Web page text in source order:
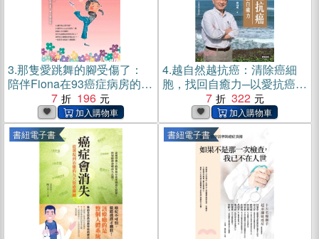
3.那隻愛跳舞的腳受傷了：
陪伴Fiona在93癌症病房的奮
戰手記，母女攜手共創十二
歲的逆轉勝！(電子書)
7 196
4.越自然越抗癌：清除癌細
胞，找回自癒力─以愛抗癌，
啟動一個全新的自己(電子書)
7 322
書紐電子書 書紐電子書